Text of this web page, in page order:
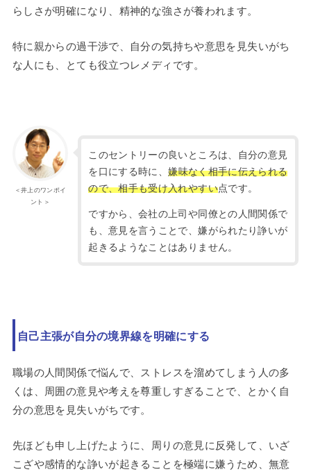
らしさが明確になり、精神的な強さが養われます。
特に親からの過干渉で、自分の気持ちや意思を見失いがち
な人にも、とても役立つレメディです。
＜井上のワンポイ
ント＞
このセントリーの良いところは、自分の意見
を口にする時に、嫌味なく相手に伝えられる
ので、相手も受け入れやすい点です。
ですから、会社の上司や同僚との人間関係で
も、意見を言うことで、嫌がられたり諍いが
起きるようなことはありません。
自己主張が自分の境界線を明確にする
職場の人間関係で悩んで、ストレスを溜めてしまう人の多
くは、周囲の意見や考えを尊重しすぎることで、とかく自
分の意思を見失いがちです。
先ほども申し上げたように、周りの意見に反発して、いざ
こざや感情的な諍いが起きることを極端に嫌うため、無意